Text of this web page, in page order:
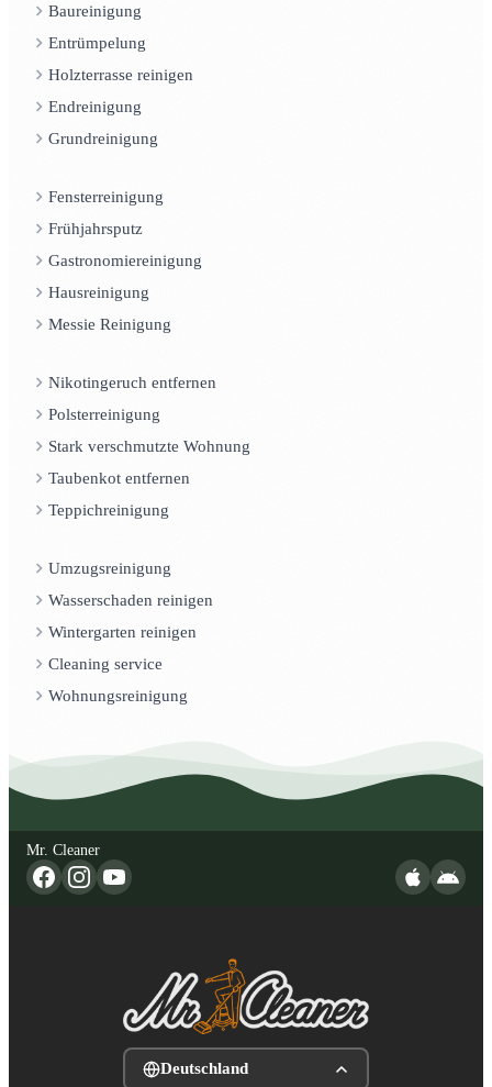
Baureinigung
Entrümpelung
Holzterrasse reinigen
Endreinigung
Grundreinigung
Fensterreinigung
Frühjahrsputz
Gastronomiereinigung
Hausreinigung
Messie Reinigung
Nikotingeruch entfernen
Polsterreinigung
Stark verschmutzte Wohnung
Taubenkot entfernen
Teppichreinigung
Umzugsreinigung
Wasserschaden reinigen
Wintergarten reinigen
Cleaning service
Wohnungsreinigung
Mr. Cleaner
Deutschland